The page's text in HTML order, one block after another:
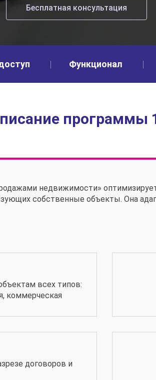
Бесплатная консультация
Функционал
программы
недвижимости»
собственные объекты. Она
всех типов:
коммерческая
договоров и